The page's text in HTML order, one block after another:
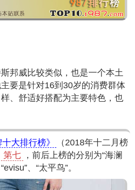
邦威比较类似，也是一个本土
要是针对16到30岁的消费群体
、舒适好搭配为主要特色，也
大排行榜》
（2018年十二月榜
第七
，前后上榜的分别为“海澜
、“太平鸟”。